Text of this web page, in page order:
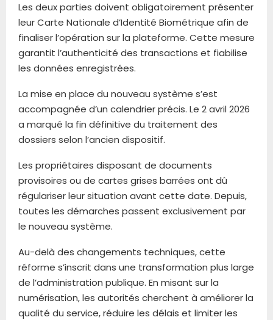
Les deux parties doivent obligatoirement présenter
leur Carte Nationale d’Identité Biométrique afin de
finaliser l’opération sur la plateforme. Cette mesure
garantit l’authenticité des transactions et fiabilise
les données enregistrées.
La mise en place du nouveau système s’est
accompagnée d’un calendrier précis. Le 2 avril 2026
a marqué la fin définitive du traitement des
dossiers selon l’ancien dispositif.
Les propriétaires disposant de documents
provisoires ou de cartes grises barrées ont dû
régulariser leur situation avant cette date. Depuis,
toutes les démarches passent exclusivement par
le nouveau système.
Au-delà des changements techniques, cette
réforme s’inscrit dans une transformation plus large
de l’administration publique. En misant sur la
numérisation, les autorités cherchent à améliorer la
qualité du service, réduire les délais et limiter les